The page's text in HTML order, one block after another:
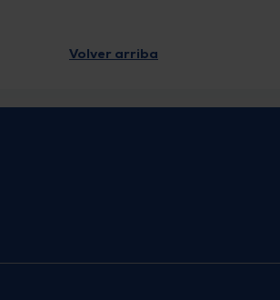
Volver arriba